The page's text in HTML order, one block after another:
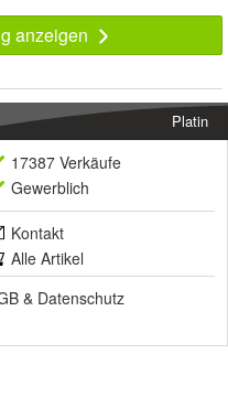
anzeigen
Platin
17387 Verkäufe
Gewerblich
Kontakt
Alle Artikel
& Datenschutz